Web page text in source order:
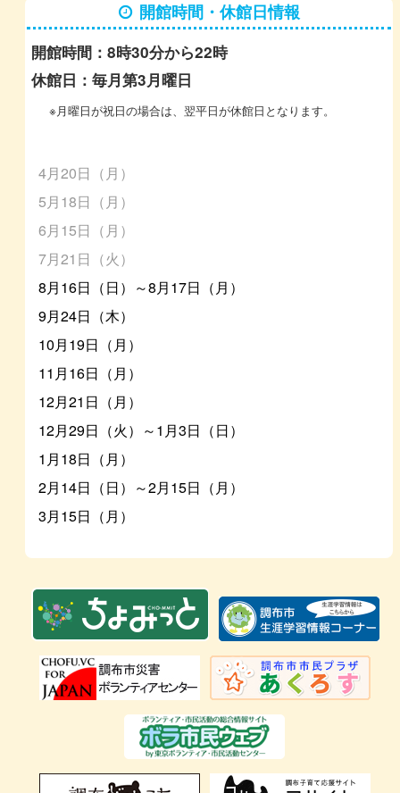
開館時間・休館日情報
開館時間：8時30分から22時
休館日：毎月第3月曜日
※月曜日が祝日の場合は、翌平日が休館日となります。
4月20日（月）
5月18日（月）
6月15日（月）
7月21日（火）
8月16日（日）～8月17日（月）
9月24日（木）
10月19日（月）
11月16日（月）
12月21日（月）
12月29日（火）～1月3日（日）
1月18日（月）
2月14日（日）～2月15日（月）
3月15日（月）